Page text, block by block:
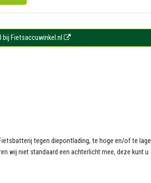
bij Fietsaccuwinkel.nl
tegen diepontlading, te hoge en/of te lage
wij niet standaard een achterlicht mee, deze kunt u